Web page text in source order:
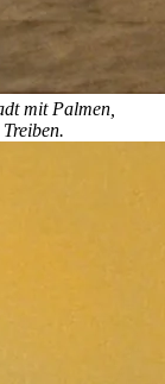
mit Palmen,